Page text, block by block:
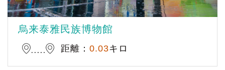
烏来泰雅民族博物館
距離： 0.03キロ